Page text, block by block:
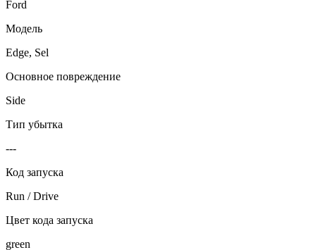
Ford
Модель
Edge, Sel
Основное повреждение
Side
Тип убытка
---
Код запуска
Run / Drive
Цвет кода запуска
green